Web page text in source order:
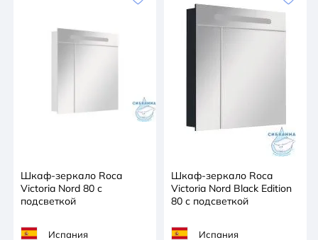
Шкаф-зеркало Roca
Victoria Nord 80 с
подсветкой
Испания
Шкаф-зеркало Roca
Victoria Nord Black Edition
80 с подсветкой
Испания